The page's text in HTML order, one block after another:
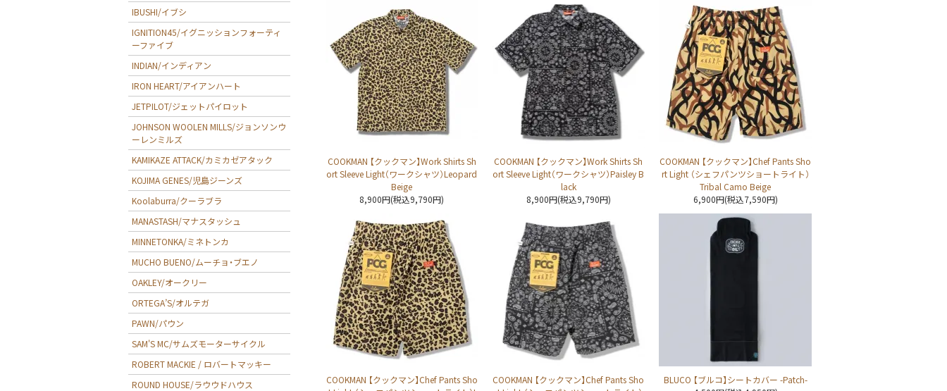
COOKMAN 【クックマン】Work Shirts Sh
ort Sleeve Light（ワークシャツ）Leopard
Beige
8,900円(税込9,790円)
COOKMAN 【クックマン】Work Shirts Sh
ort Sleeve Light（ワークシャツ）Paisley B
lack
8,900円(税込9,790円)
COOKMAN 【クックマン】Chef Pants Sho
rt Light （シェフパンツショートライト）
Tribal Camo Beige
6,900円(税込7,590円)
COOKMAN 【クックマン】Chef Pants Sho
COOKMAN 【クックマン】Chef Pants Sho
BLUCO 【ブルコ】シートカバー -Patch-
IBUSHI/イブシ
IGNITION45/イグニッションフォーティ
ーファイブ
INDIAN/インディアン
IRON HEART/アイアンハート
JETPILOT/ジェットパイロット
JOHNSON WOOLEN MILLS/ジョンソンウ
ーレンミルズ
KAMIKAZE ATTACK/カミカゼアタック
KOJIMA GENES/児島ジーンズ
Koolaburra/クーラブラ
MANASTASH/マナスタッシュ
MINNETONKA/ミネトンカ
MUCHO BUENO/ムーチョ・ブエノ
OAKLEY/オークリー
ORTEGA’S/オルテガ
PAWN/パウン
SAM'S MC/サムズモーターサイクル
ROBERT MACKIE / ロバートマッキー
ROUND HOUSE/ラウウドハウス